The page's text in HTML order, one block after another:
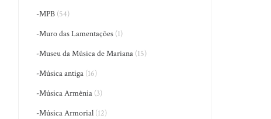
-MPB (54)
-Muro das Lamentações (1)
-Museu da Música de Mariana (15)
-Música antiga (16)
-Música Armênia (3)
-Música Armorial (12)